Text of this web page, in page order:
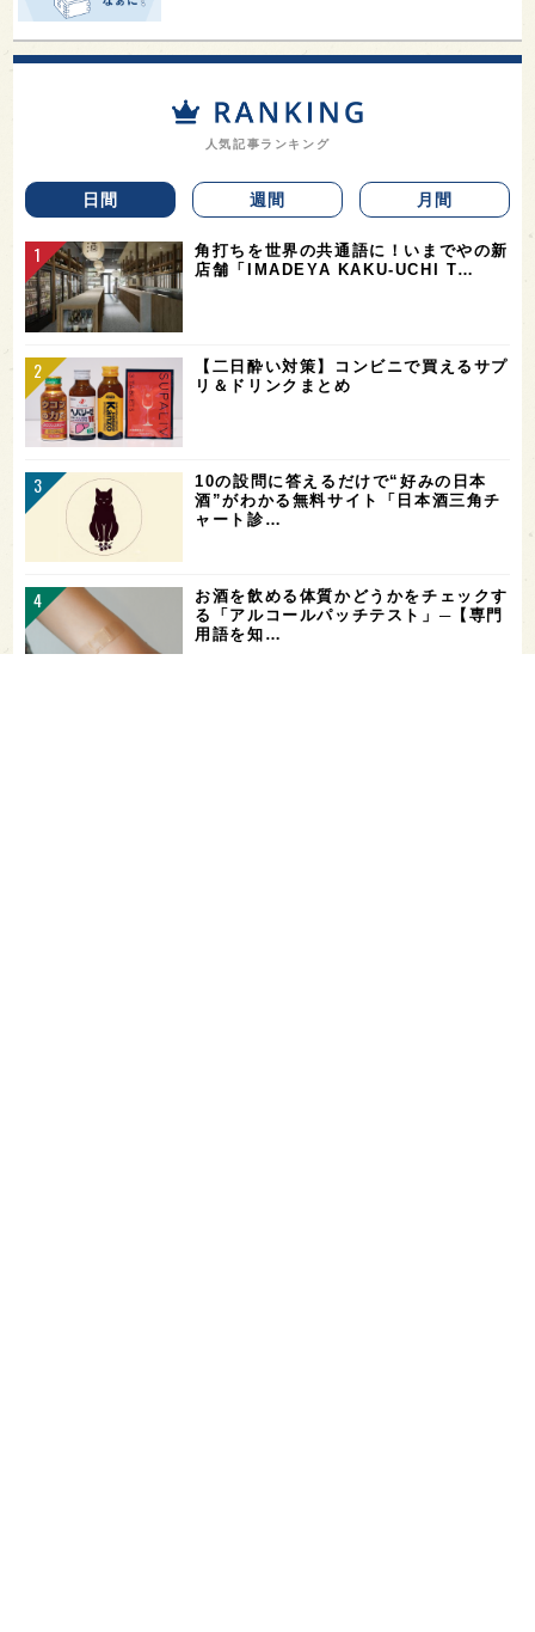
人気記事ランキング
日間 週間 月間
角打ちを世界の共通語に！いまでやの新
店舗「IMADEYA KAKU-UCHI T…
【二日酔い対策】コンビニで買えるサプ
リ＆ドリンクまとめ
10の設問に答えるだけで“好みの日本
酒”がわかる無料サイト「日本酒三角チ
ャート診…
お酒を飲める体質かどうかをチェックす
る「アルコールパッチテスト」─【専門
用語を知…